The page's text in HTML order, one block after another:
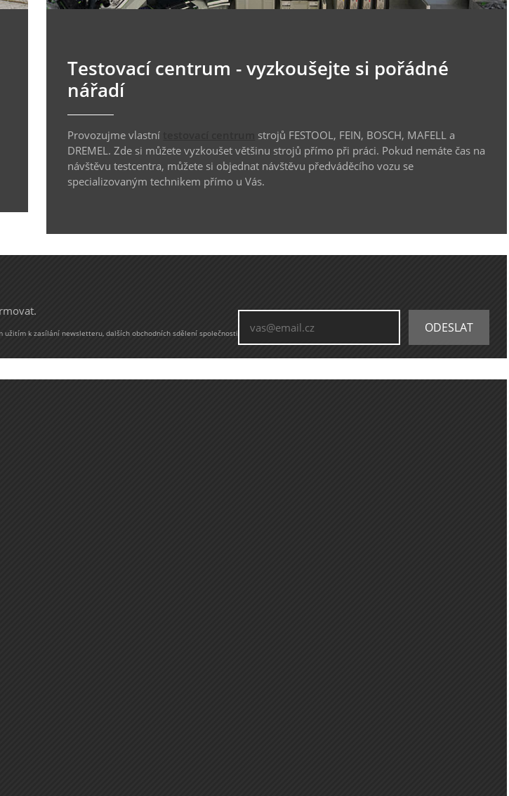
Testovací centrum - vyzkoušejte si pořádné
nářadí
Provozujme vlastní
strojů FESTOOL, FEIN, BOSCH, MAFELL a
DREMEL. Zde si můžete vyzkoušet většinu strojů přímo při práci. Pokud nemáte čas na
návštěvu testcentra, můžete si objednat návštěvu předváděcího vozu se
specializovaným technikem přímo u Vás.
k zasílání newsletteru, dalších obchodních sdělení společnosti